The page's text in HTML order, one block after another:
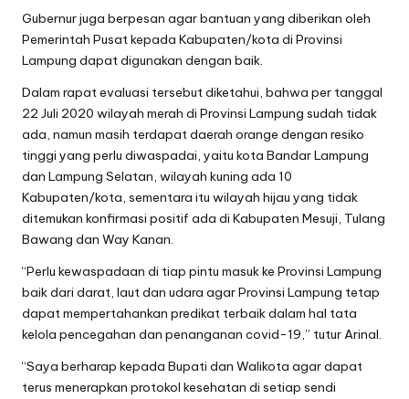
Gubernur juga berpesan agar bantuan yang diberikan oleh
Pemerintah Pusat kepada Kabupaten/kota di Provinsi
Lampung dapat digunakan dengan baik.
Dalam rapat evaluasi tersebut diketahui, bahwa per tanggal
22 Juli 2020 wilayah merah di Provinsi Lampung sudah tidak
ada, namun masih terdapat daerah orange dengan resiko
tinggi yang perlu diwaspadai, yaitu kota Bandar Lampung
dan Lampung Selatan, wilayah kuning ada 10
Kabupaten/kota, sementara itu wilayah hijau yang tidak
ditemukan konfirmasi positif ada di Kabupaten Mesuji, Tulang
Bawang dan Way Kanan.
“Perlu kewaspadaan di tiap pintu masuk ke Provinsi Lampung
baik dari darat, laut dan udara agar Provinsi Lampung tetap
dapat mempertahankan predikat terbaik dalam hal tata
kelola pencegahan dan penanganan covid-19,” tutur Arinal.
“Saya berharap kepada Bupati dan Walikota agar dapat
terus menerapkan protokol kesehatan di setiap sendi